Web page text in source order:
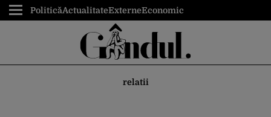
PoliticăActualitateExterneEconomic
relatii